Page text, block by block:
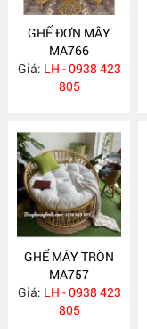
GHẾ ĐƠN MÂY
MA766
Giá: LH - 0938 423
805
GHẾ MÂY TRÒN
MA757
Giá: LH - 0938 423
805